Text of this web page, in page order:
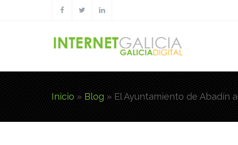
Pasar al contenido principal
Usted está aquí
Inicio » Blog » El Ayuntamiento de Abadín